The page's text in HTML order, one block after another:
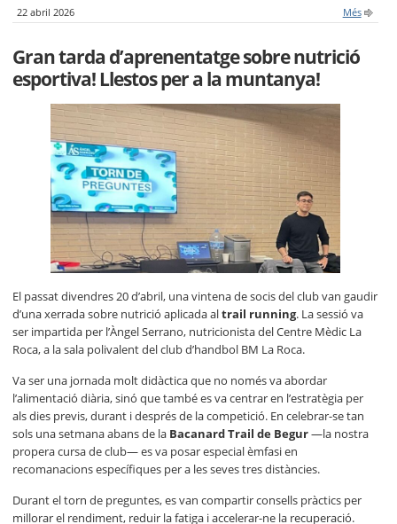
22 abril 2026 Més
Gran tarda d’aprenentatge sobre nutrició
esportiva! Llestos per a la muntanya!
El passat divendres 20 d’abril, una vintena de socis del club van gaudir
d’una xerrada sobre nutrició aplicada altrail running. La sessió va
ser impartida per l’Àngel Serrano, nutricionista del Centre Mèdic La
Roca, a la sala polivalent del club d’handbol BM La Roca.
Va ser una jornada molt didàctica que no només va abordar
l’alimentació diària, sinó que també es va centrar en l’estratègia per
als dies previs, durant i després de la competició. En celebrar-se tan
sols una setmana abans de la Bacanard Trail de Begur—la nostra
propera cursa de club— es va posar especial èmfasi en
recomanacions específiques per a les seves tres distàncies.
Durant el torn de preguntes, es van compartir consells pràctics per
millorar el rendiment, reduir la fatiga i accelerar-ne la recuperació.